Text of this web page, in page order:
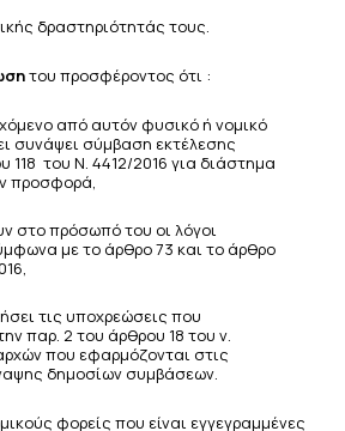
δραστηριότητάς τους.
του προσφέροντος ότι :
από αυτόν φυσικό ή νομικό
συνάψει σύμβαση εκτέλεσης
118 του Ν. 4412/2016 για διάστημα
προσφορά,
στο πρόσωπό του οι λόγοι
με το άρθρο 73 και το άρθρο
τις υποχρεώσεις που
παρ. 2 του άρθρου 18 του ν.
που εφαρμόζονται στις
δημοσίων συμβάσεων.
φορείς που είναι εγγεγραμμένες